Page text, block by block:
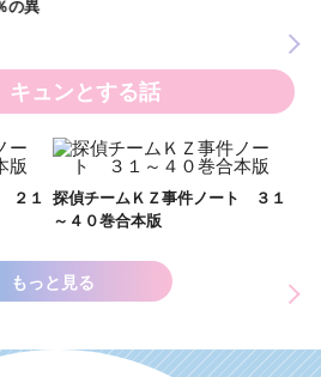
キュンとする話
３１ 探偵チームＫＺ事件ノート １１
～２０巻合本版
もっと見る